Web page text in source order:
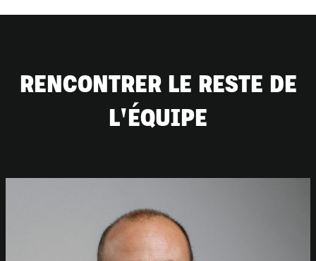
RENCONTRER LE RESTE DE
L'ÉQUIPE